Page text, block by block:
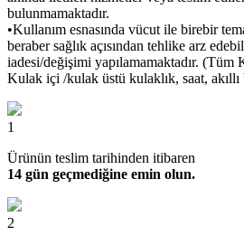
bulunmamaktadır.
•Kullanım esnasında vücut ile birebir
beraber sağlık açısından tehlike arz
iadesi/değişimi yapılamamaktadır. (Tüm
Kulak içi /kulak üstü kulaklık, saat,
1
Ürünün teslim tarihinden itibaren
14 gün geçmediğine emin olun.
2